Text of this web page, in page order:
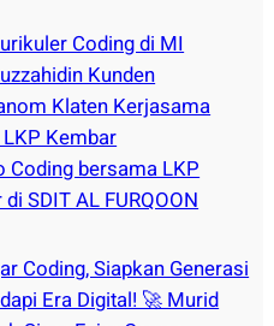
Coding di MI
Kunden
Klaten Kerjasama
Kembar
Coding bersama LKP
SDIT AL FURQOON
Coding, Siapkan Generasi
Era Digital! 🚀 Murid